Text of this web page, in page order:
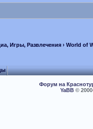
Игры, Развлечения› World of
Форум на
YaBB©